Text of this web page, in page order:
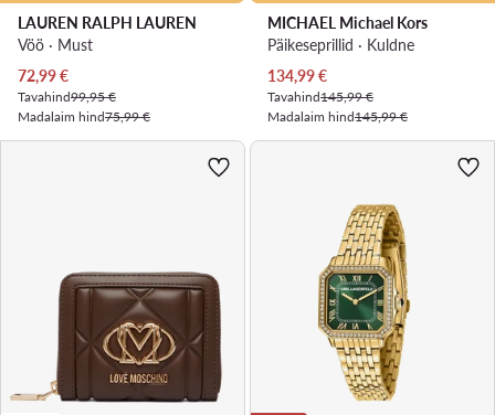
LAUREN RALPH LAUREN
Vöö · Must
Praegune hind
72,99€
Tavahind99,95 €
Madalaim hind75,99 €
MICHAEL Michael Kors
Päikeseprillid · Kuldne
Praegune hind
134,99€
Tavahind145,99 €
Madalaim hind145,99 €